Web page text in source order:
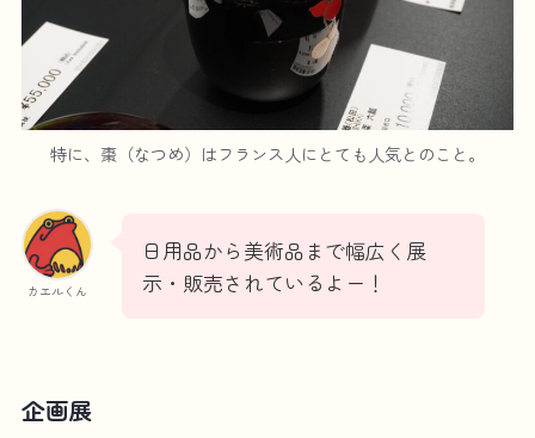
特に、棗（なつめ）はフランス人にとても人気とのこと。
カエルくん
日用品から美術品まで幅広く展
示・販売されているよー！
企画展